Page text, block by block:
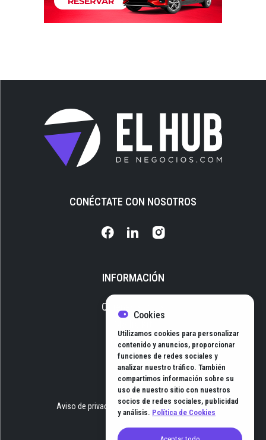
INFORMACIÓN
Quiénes somos
Newsletter
Contacto
CONÉCTATE CON NOSOTROS
Aviso de privacidad Términos y Condiciones
Cookies
Utilizamos cookies para personalizar
contenido y anuncios, proporcionar
funciones de redes sociales y
analizar nuestro tráfico. También
compartimos información sobre su
uso de nuestro sitio con nuestros
socios de redes sociales, publicidad
y análisis. Política de Cookies